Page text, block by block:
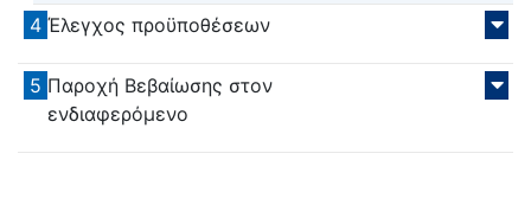
4 Έλεγχος προϋποθέσεων
5 Παροχή Βεβαίωσης στον
ενδιαφερόμενο